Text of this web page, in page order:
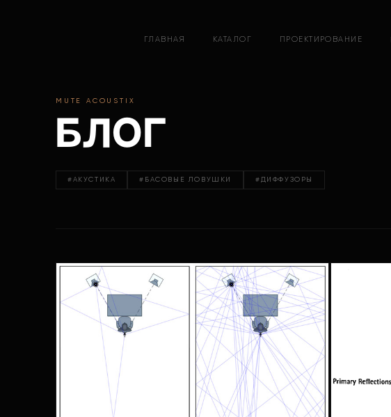
ГЛАВНАЯ КАТАЛОГ ПРОЕКТИРОВАНИЕ
MUTE ACOUSTIX
Блог
#АКУСТИКА #БАСОВЫЕ ЛОВУШКИ #ДИФФУЗОРЫ